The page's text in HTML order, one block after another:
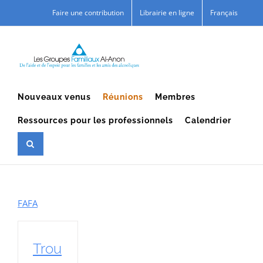
to
Faire une contribution Librairie en ligne Français
Nouveaux venus Réunions Membres
Ressources pour les professionnels Calendrier
FAFA
Trou